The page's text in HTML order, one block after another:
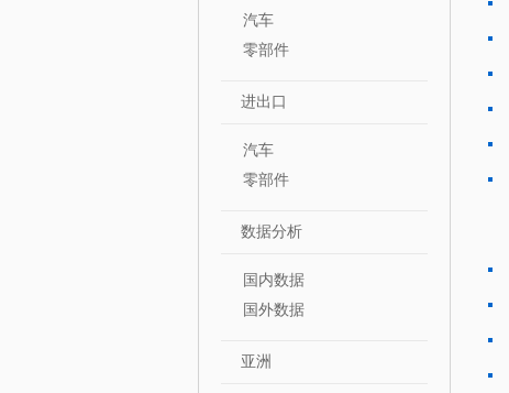
汽车
零部件
进出口
汽车
零部件
数据分析
国内数据
国外数据
亚洲